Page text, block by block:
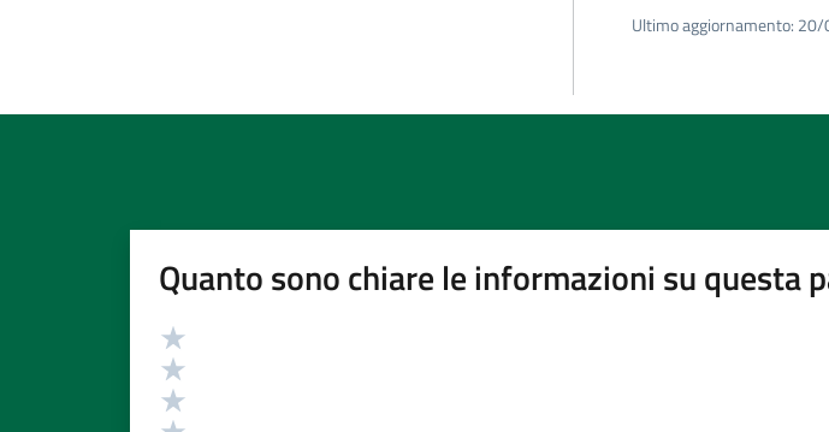
Ultimo aggiornamento: 20/
Quanto sono chiare le informazioni su questa
Valutazione